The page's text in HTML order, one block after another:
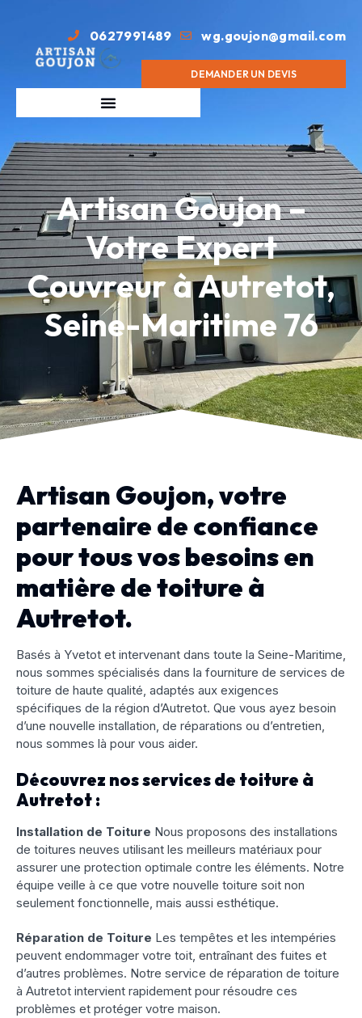
0627991489 wg.goujon@gmail.com
DEMANDER UN DEVIS
Artisan Goujon –
Votre Expert
Couvreur à Autretot,
Seine-Maritime 76
Artisan Goujon, votre
partenaire de confiance
pour tous vos besoins en
matière de toiture à
Autretot.
Basés à Yvetot et intervenant dans toute la Seine-Maritime,
nous sommes spécialisés dans la fourniture de services de
toiture de haute qualité, adaptés aux exigences
spécifiques de la région d’Autretot. Que vous ayez besoin
d’une nouvelle installation, de réparations ou d’entretien,
nous sommes là pour vous aider.
Découvrez nos services de toiture à
Autretot :
Installation de Toiture Nous proposons des installations
de toitures neuves utilisant les meilleurs matériaux pour
assurer une protection optimale contre les éléments. Notre
équipe veille à ce que votre nouvelle toiture soit non
seulement fonctionnelle, mais aussi esthétique.
Réparation de Toiture Les tempêtes et les intempéries
peuvent endommager votre toit, entraînant des fuites et
d’autres problèmes. Notre service de réparation de toiture
à Autretot intervient rapidement pour résoudre ces
problèmes et protéger votre maison.